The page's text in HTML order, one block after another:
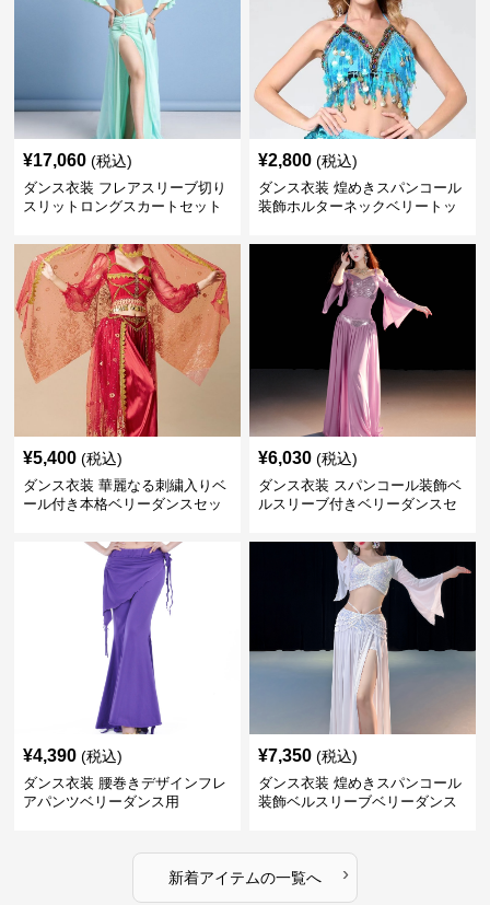
¥17,060 (税込)
ダンス衣装 フレアスリーブ切り
スリットロングスカートセット
¥2,800 (税込)
ダンス衣装 煌めきスパンコール
装飾ホルターネックベリートッ
¥5,400 (税込)
ダンス衣装 華麗なる刺繍入りベ
ール付き本格ベリーダンスセッ
¥6,030 (税込)
ダンス衣装 スパンコール装飾ベ
ルスリーブ付きベリーダンスセ
¥4,390 (税込)
ダンス衣装 腰巻きデザインフレ
アパンツベリーダンス用
¥7,350 (税込)
ダンス衣装 煌めきスパンコール
装飾ベルスリーブベリーダンス
新着アイテムの一覧へ ›